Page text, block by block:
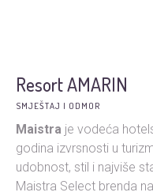
Resort AMARIN
SMJEŠTAJ I ODMOR
Maistra je vodeća
godina izvrsnosti u
udobnost, stil i najviše
Maistra Select brenda